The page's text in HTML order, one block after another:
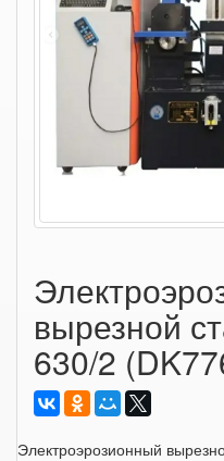
вырезной
630/2
Электроэрозионный